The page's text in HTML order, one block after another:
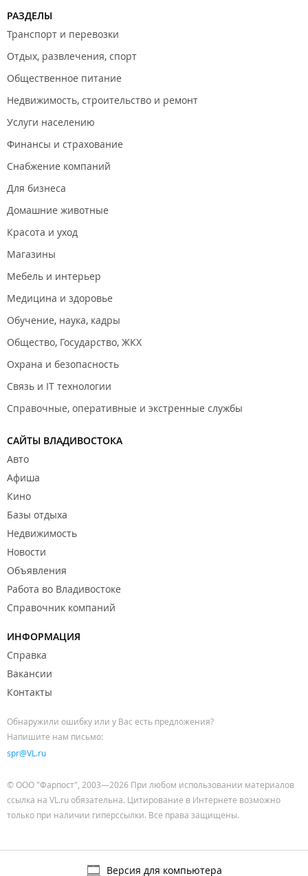
РАЗДЕЛЫ
Транспорт и перевозки
Отдых, развлечения, спорт
Общественное питание
Недвижимость, строительство и ремонт
Услуги населению
Финансы и страхование
Снабжение компаний
Для бизнеса
Домашние животные
Красота и уход
Магазины
Мебель и интерьер
Медицина и здоровье
Обучение, наука, кадры
Общество, Государство, ЖКХ
Охрана и безопасность
Связь и IT технологии
Справочные, оперативные и экстренные службы
САЙТЫ ВЛАДИВОСТОКА
Авто
Афиша
Кино
Базы отдыха
Недвижимость
Новости
Объявления
Работа во Владивостоке
Справочник компаний
ИНФОРМАЦИЯ
Справка
Вакансии
Контакты
Обнаружили ошибку или у Вас есть предложения?
Напишите нам письмо:
spr@VL.ru
© ООО "Фарпост", 2003—2026 При любом использовании материалов
ссылка на VL.ru обязательна. Цитирование в Интернете возможно
только при наличии гиперссылки. Все права защищены.
Версия для компьютера